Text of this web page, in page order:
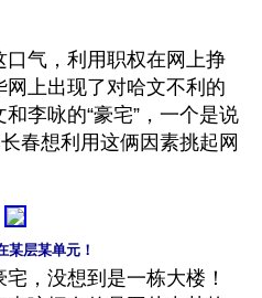
气，利用职权在网上挣
上出现了对哈文不利的
李咏的“豪宅”，一个是说
春想利用这俩因素挑起网
某层某单元！
，没想到是一栋大楼！